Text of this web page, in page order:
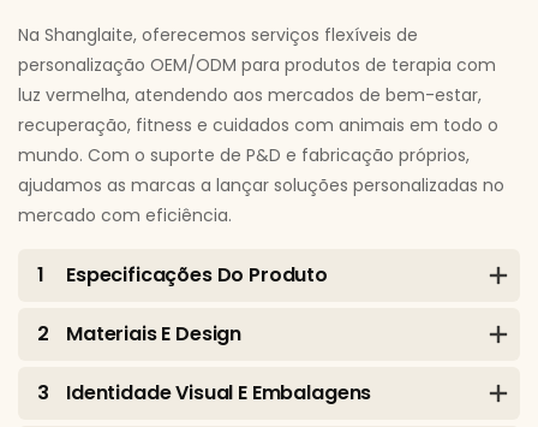
Na Shanglaite, oferecemos serviços flexíveis de
personalização OEM/ODM para produtos de terapia com
luz vermelha, atendendo aos mercados de bem-estar,
recuperação, fitness e cuidados com animais em todo o
mundo. Com o suporte de P&D e fabricação próprios,
ajudamos as marcas a lançar soluções personalizadas no
mercado com eficiência.
1 Especificações Do Produto
2 Materiais E Design
3 Identidade Visual E Embalagens